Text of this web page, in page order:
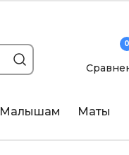
0
Малышам Маты